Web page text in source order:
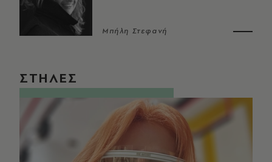
Μπήλη Στεφανή
ΣΤΗΛΕΣ